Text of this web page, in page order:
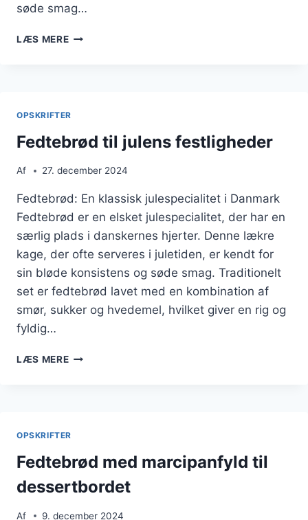
søde smag…
LÆS MEREFEDTEBRØD
OPSKRIFTER
Fedtebrød til julens festligheder
Af 27. december 2024
Fedtebrød: En klassisk julespecialitet i Danmark
Fedtebrød er en elsket julespecialitet, der har en
særlig plads i danskernes hjerter. Denne lækre
kage, der ofte serveres i juletiden, er kendt for
sin bløde konsistens og søde smag. Traditionelt
set er fedtebrød lavet med en kombination af
smør, sukker og hvedemel, hvilket giver en rig og
fyldig…
LÆS MEREFEDTEBRØD
OPSKRIFTER
Fedtebrød med marcipanfyld til
dessertbordet
Af 9. december 2024